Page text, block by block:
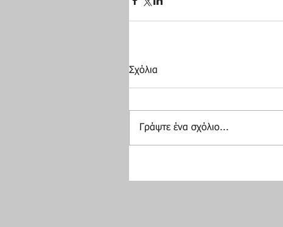
Σχόλια
Γράψτε ένα σχόλιο...